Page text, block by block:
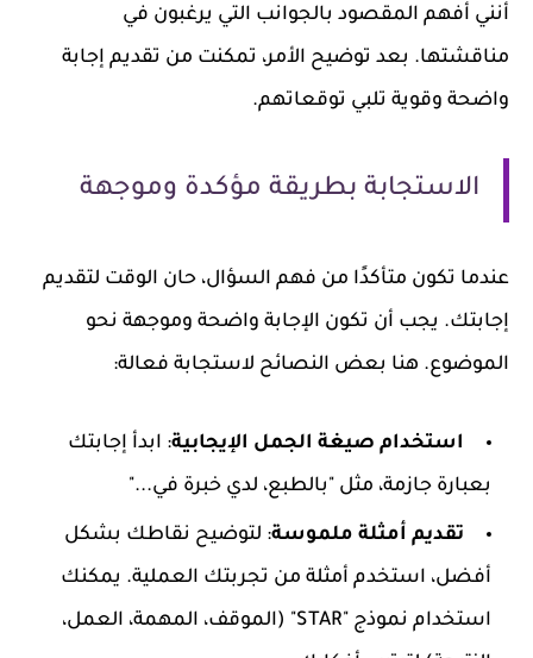
أنني أفهم المقصود بالجوانب التي يرغبون في
مناقشتها. بعد توضيح الأمر، تمكنت من تقديم إجابة
واضحة وقوية تلبي توقعاتهم.
الاستجابة بطريقة مؤكدة وموجهة
عندما تكون متأكدًا من فهم السؤال، حان الوقت لتقديم
إجابتك. يجب أن تكون الإجابة واضحة وموجهة نحو
الموضوع. هنا بعض النصائح لاستجابة فعالة:
استخدام صيغة الجمل الإيجابية: ابدأ إجابتك
بعبارة جازمة، مثل "بالطبع، لدي خبرة في..."
تقديم أمثلة ملموسة: لتوضيح نقاطك بشكل
أفضل، استخدم أمثلة من تجربتك العملية. يمكنك
استخدام نموذج "STAR" (الموقف، المهمة، العمل،